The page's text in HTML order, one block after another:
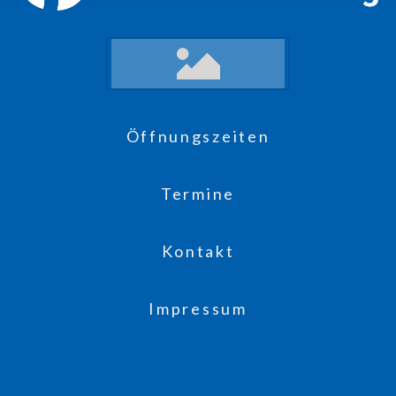
Öffnungszeiten
Termine
Kontakt
Impressum